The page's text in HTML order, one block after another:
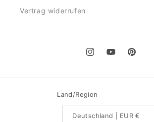
Vertrag widerrufen
InstagramYouTubePinterest
Land/Region
Deutschland | EUR €